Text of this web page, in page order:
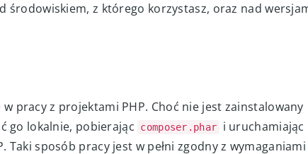
środowiskiem, z którego korzystasz, oraz nad wersjami